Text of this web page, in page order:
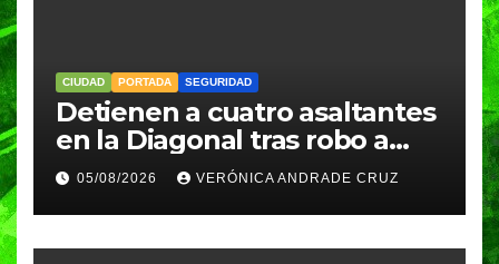
CIUDAD PORTADA SEGURIDAD
Detienen a cuatro asaltantes
en la Diagonal tras robo a
Coppel en el Centro de
Puebla; recuperan celulares
y aseguran un arma
05/08/2026 VERÓNICA ANDRADE CRUZ